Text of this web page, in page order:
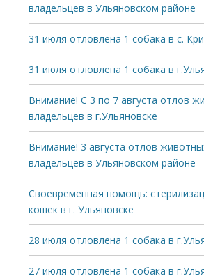
владельцев в Ульяновском районе
31 июля отловлена 1 собака в с.
31 июля отловлена 1 собака в
Внимание! С 3 по 7 августа отлов
владельцев в г.Ульяновске
Внимание! 3 августа отлов
владельцев в Ульяновском районе
Своевременная помощь:
кошек в г. Ульяновске
28 июля отловлена 1 собака в
27 июля отловлена 1 собака в